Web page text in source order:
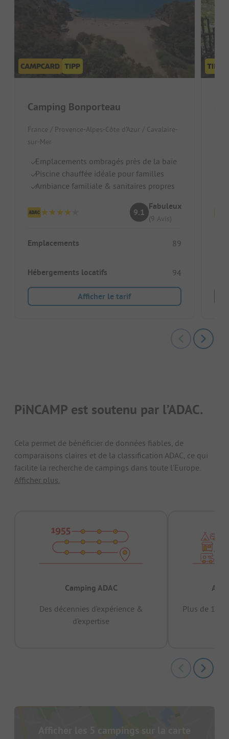
Camping Bonporteau
France / Provence-Alpes-Côte d'Azur / Cavalaire-
sur-Mer
Emplacements ombragés près de la baie
Piscine chauffée idéale pour familles
Ambiance familiale & sanitaires propres
9.1
Fabuleux
(9 Avis)
Emplacements 89
Hébergements locatifs 94
Afficher le tarif
PiNCAMP est soutenu par l’ADAC.
Cela permet de bénéficier de données fiables, de
comparaisons claires et de la classification ADAC, ce qui
facilite la recherche de campings dans toute l'Europe.
Afficher plus.
Camping ADAC
Des décennies d’expérience &
d’expertise
Plus de 15
Afficher les 5 campings sur la carte